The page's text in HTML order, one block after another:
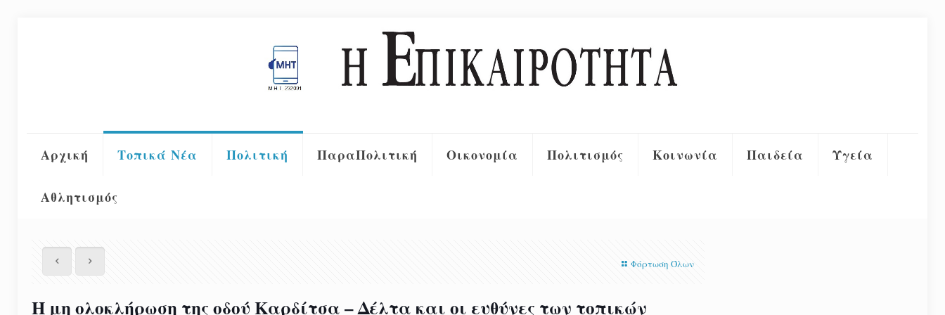
Αρχική Τοπικά Νέα Πολιτική ΠαραΠολιτική Οικονομία Πολιτισμός Κοινωνία Παιδεία Υγεία
Αθλητισμός
Φόρτωση Όλων
Η μη ολοκλήρωση της οδού Καρδίτσα – Δέλτα και οι ευθύνες των τοπικών